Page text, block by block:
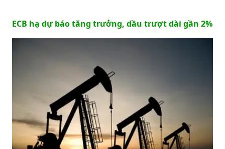
ECB hạ dự báo tăng trưởng, dầu trượt dài gần 2%